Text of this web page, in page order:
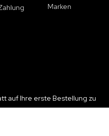
Marken
auf Ihre erste Bestellung zu
und Neuigkeiten auf dem